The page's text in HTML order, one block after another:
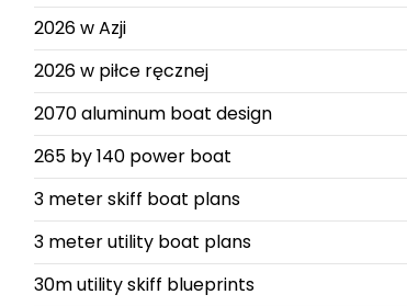
2026 w Azji
2026 w piłce ręcznej
2070 aluminum boat design
265 by 140 power boat
3 meter skiff boat plans
3 meter utility boat plans
30m utility skiff blueprints